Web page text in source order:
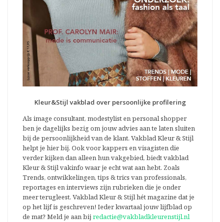
Kleur&Stijl vakblad over persoonlijke profilering
Als image consultant, modestylist en personal shopper
ben je dagelijks bezig om jouw advies aan te laten sluiten
bij de persoonlijkheid van de klant. Vakblad Kleur & Stijl
helpt je hier bij. Ook voor kappers en visagisten die
verder kijken dan alleen hun vakgebied, biedt vakblad
Kleur & Stijl vakinfo waar je echt wat aan hebt. Zoals
Trends, ontwikkelingen, tips & trics van professionals,
reportages en interviews zijn rubrieken die je onder
meer terugleest. Vakblad Kleur & Stijl hét magazine dat je
op het lijf is geschreven! Ieder kwartaal jouw lijfblad op
de mat? Meld je aan bij redactie@vakbladkleurenstijl.nl